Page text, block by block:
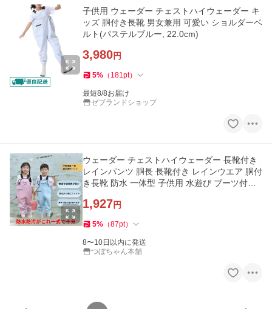
子供用 ウェーダー チェストハイウェーダー キ
ッズ 胴付き長靴 男女兼用 可愛い ショルダーベ
ルト(パステルブルー, 22.0cm)
3,980円
5% （ 181pt）
最短8/8お届け
ゼブランドショップ
ウェーダー チェストハイウェーダー 長靴付き
レインパンツ 胴長 長靴付き レインウエア 胴付
き長靴 防水 一体型 子供用 水遊び ブーツ付き
1,927円
5% （87pt）
8〜10日以内に発送
つぼちゃん本舗